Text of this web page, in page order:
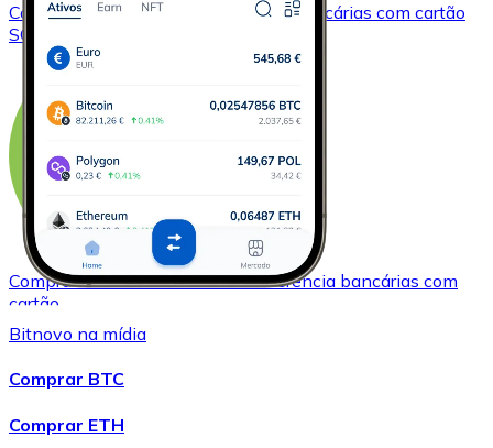
Comprar Solana com transferência bancárias com cartão
SOL
ComprarBitcoin Cashcom transferência bancárias com
cartão
BCH
Bitnovo na mídia
Comprar BTC
Comprar ETH